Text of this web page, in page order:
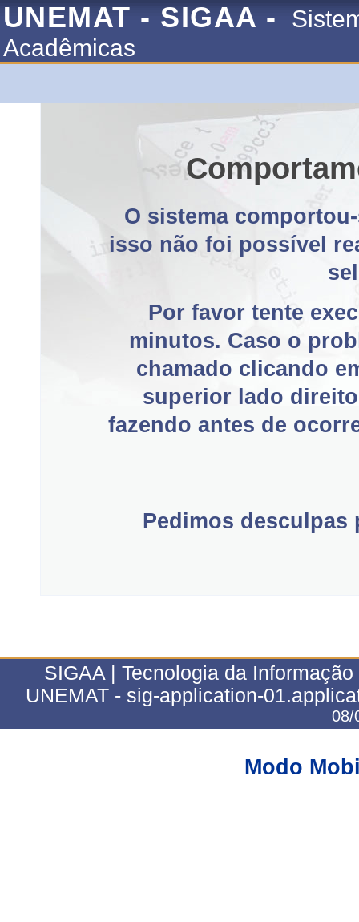
UNEMAT - SIGAA -
Acadêmicas
O sistema
isso não foi possível
Por favor tente
minutos. Caso o
chamado clicando
superior lado
fazendo antes de
Pedimos
SIGAA | Tecnologia da
UNEMAT - sig-application-
08/
Modo